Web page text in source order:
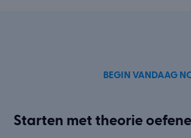
BEGIN VANDAAG
Starten met theorie